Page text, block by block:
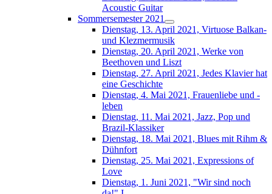
Acoustic Guitar
Sommersemester 2021
Dienstag, 13. April 2021, Virtuose Balkan-
und Klezmermusik
Dienstag, 20. April 2021, Werke von
Beethoven und Liszt
Dienstag, 27. April 2021, Jedes Klavier hat
eine Geschichte
Dienstag, 4. Mai 2021, Frauenliebe und -
leben
Dienstag, 11. Mai 2021, Jazz, Pop und
Brazil-Klassiker
Dienstag, 18. Mai 2021, Blues mit Rihm &
Dühnfort
Dienstag, 25. Mai 2021, Expressions of
Love
Dienstag, 1. Juni 2021, "Wir sind noch